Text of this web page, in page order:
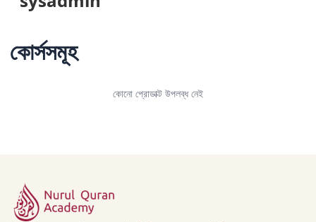
কোর্সসমূহ
কোনো প্রোডাক্ট উপলব্ধ নেই